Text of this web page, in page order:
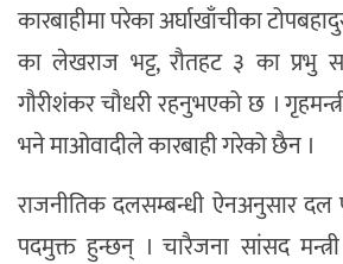
कारबाहीमा परेका अर्घाखाँचीका
का लेखराज भट्ट, रौतहट ३ का प्रभु
गौरीशंकर चौधरी रहनुभएको छ ।
भने माओवादीले कारबाही गरेको छैन ।
राजनीतिक दलसम्बन्धी ऐनअनुसार दल
पदमुक्त हुन्छन् । चारैजना सांसद